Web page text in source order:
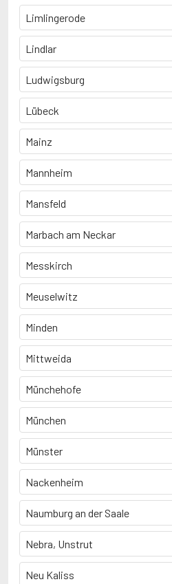
Limlingerode
Lindlar
Ludwigsburg
Lübeck
Mainz
Mannheim
Mansfeld
Marbach am Neckar
Messkirch
Meuselwitz
Minden
Mittweida
Münchehofe
München
Münster
Nackenheim
Naumburg an der Saale
Nebra, Unstrut
Neu Kaliss